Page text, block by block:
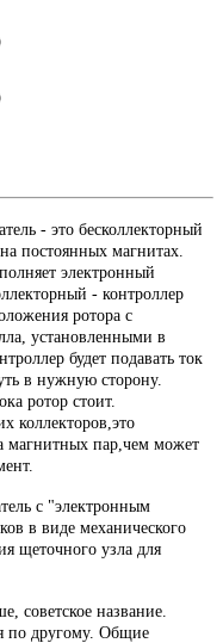
- это бесколлекторный
постоянных магнитах.
электронный
- контроллер
ротора с
установленными в
будет подавать ток
в нужную сторону.
ротор стоит.
коллекторов,это
магнитных пар,чем может
с "электронным
в виде механического
щеточного узла для
советское название.
по другому. Общие